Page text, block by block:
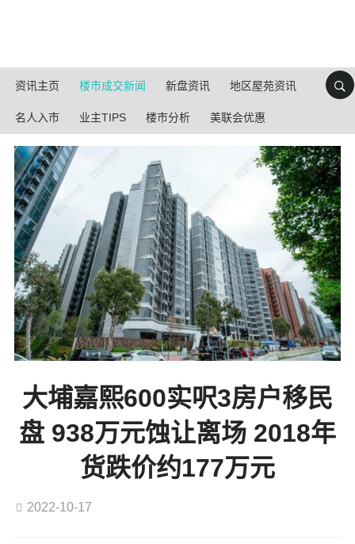
资讯主页 楼市成交新闻 新盘资讯 地区屋苑资讯
名人入市 业主TIPS 楼市分析 美联会优惠
大埔嘉熙600实呎3房户移民
盘 938万元蚀让离场 2018年
货跌价约177万元
2022-10-17